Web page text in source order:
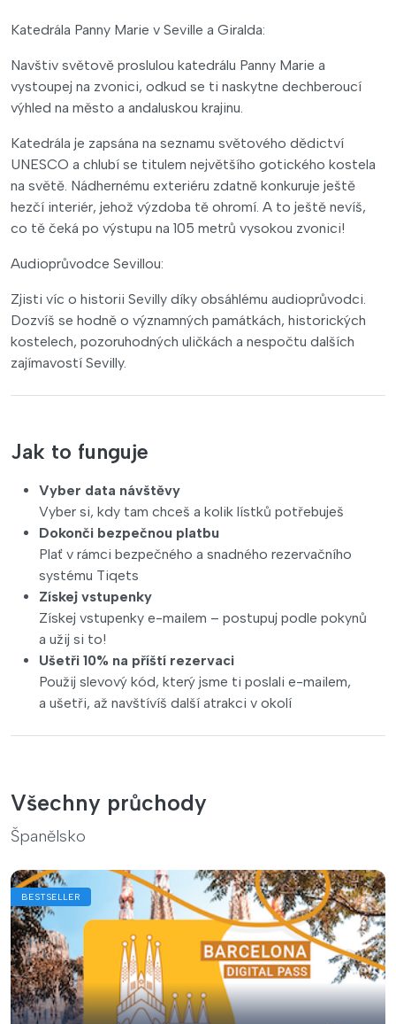
Katedrála Panny Marie v Seville a Giralda:
Navštiv světově proslulou katedrálu Panny Marie a
vystoupej na zvonici, odkud se ti naskytne dechberoucí
výhled na město a andaluskou krajinu.
Katedrála je zapsána na seznamu světového dědictví
UNESCO a chlubí se titulem největšího gotického kostela
na světě. Nádhernému exteriéru zdatně konkuruje ještě
hezčí interiér, jehož výzdoba tě ohromí. A to ještě nevíš,
co tě čeká po výstupu na 105 metrů vysokou zvonici!
Audioprůvodce Sevillou:
Zjisti víc o historii Sevilly díky obsáhlému audioprůvodci.
Dozvíš se hodně o významných památkách, historických
kostelech, pozoruhodných uličkách a nespočtu dalších
zajímavostí Sevilly.
Jak to funguje
Vyber data návštěvy
Vyber si, kdy tam chceš a kolik lístků potřebuješ
Dokonči bezpečnou platbu
Plať v rámci bezpečného a snadného rezervačního
systému Tiqets
Získej vstupenky
Získej vstupenky e-mailem – postupuj podle pokynů
a užij si to!
Ušetři 10% na příští rezervaci
Použij slevový kód, který jsme ti poslali e-mailem,
a ušetři, až navštívíš další atrakci v okolí
Všechny průchody
Španělsko
BESTSELLER